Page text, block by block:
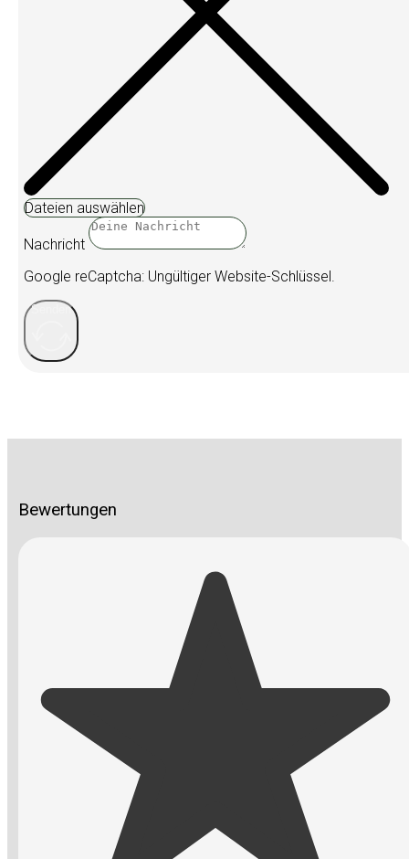
Dateien auswählen
Nachricht
Google reCaptcha: Ungültiger Website-Schlüssel.
Senden
Bewertungen